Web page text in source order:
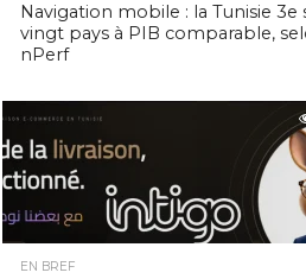
Navigation mobile : la Tunisie 3e
vingt pays à PIB comparable,
nPerf
EN BREF